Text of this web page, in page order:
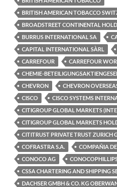
BRITISH AMERICAN TOBACCO
BROADSTREET CONTINENTAL
BURRUS INTERNATIONAL SA
CAPITAL INTERNATIONAL SÀRL
CARREFOUR
CARREFOUR
CHEMIE-
CHEVRON
CHEVRON
CISCO
CISCO SYSTEMS
CITIGROUP GLOBAL MARKETS
CITIGROUP GLOBAL MARKETS
CITITRUST PRIVATE TRUST ZURICH
COFRASTRA S.A.
COMPAÑIA
CONOCO AG
CSSA CHARTERING AND SHIPPING
DACHSER GMBH & CO. KG